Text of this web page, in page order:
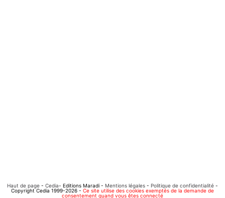
Haut de page - Cedia- Editions Maradi - Mentions légales - Politique de confidentialité -
Copyright Cedia 1999-2026 - Ce site utilise des cookies exemptés de la demande de
consentement quand vous êtes connecté